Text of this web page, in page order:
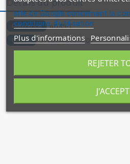
Détails du produit
Référence 4635-T
EAN13 9782848623207
site de Google concernant la
conditions d'utilisation
Plus d'informations
REJETER